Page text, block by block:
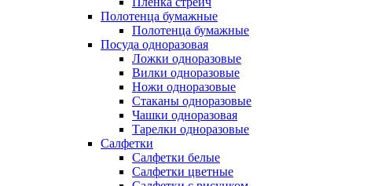
Полотенца бумажные
Полотенца бумажные
Посуда одноразовая
Ложки одноразовые
Вилки одноразовые
Ножи одноразовые
Стаканы одноразовые
Чашки одноразовая
Тарелки одноразовые
Салфетки
Салфетки белые
Салфетки цветные